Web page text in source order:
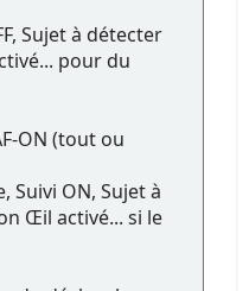
Sujet à détecter
pour du
ON (tout ou
Suivi ON, Sujet à
Œil activé... si le